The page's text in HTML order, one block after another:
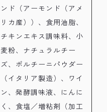
ンド（アーモンド（アメ
リカ産））、食用油脂、
チキンエキス調味料、小
麦粉、ナチュラルチー
ズ、ポルチーニパウダー
（イタリア製造）、ワイ
ン、発酵調味液、にんに
く、食塩／増粘剤（加工